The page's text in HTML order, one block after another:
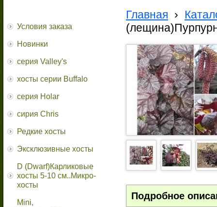
Условия заказа
Новинки
серия Valley's
хосты серии Buffalo
серия Holar
сирия Chris
Редкие хосты
Эксклюзивные хосты
D (Dwarf)Карликовые
хосты 5-10 см..Микро-
хосты
Mini,
Главная ›
Подробное